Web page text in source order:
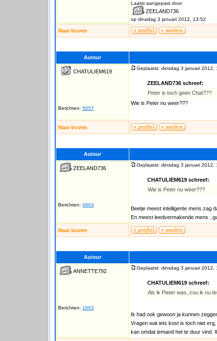
Laatst aangepast door
ZEELAND736
op dinsdag 3 januari 2012, 13:52
Naar boven
Auteur
CHATULIEM619
Berichten: 5057
Geplaatst: dinsdag 3 januari 2012,
ZEELAND736 schreef:
Peter is toch geen Chat???
Wie is Peter nu weer???
Naar boven
Auteur
ZEELAND736
Berichten: 4863
Geplaatst: dinsdag 3 januari 2012,
CHATULIEM619 schreef:
Wie is Peter nu weer???
Beetje meest intelligente mens zag
En meest leedvermakende
Naar boven
Auteur
ANNETTE792
Berichten: 1663
Geplaatst: dinsdag 3 januari 2012,
CHATULIEM619 schreef:
Als ik Pieter was, zou ik nu
Ik had ook gewoon ja kunnen
Vragen wat iets kost is toch niet
kan omdat iemand het te duur vind.